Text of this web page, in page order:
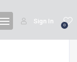
0
Sign In